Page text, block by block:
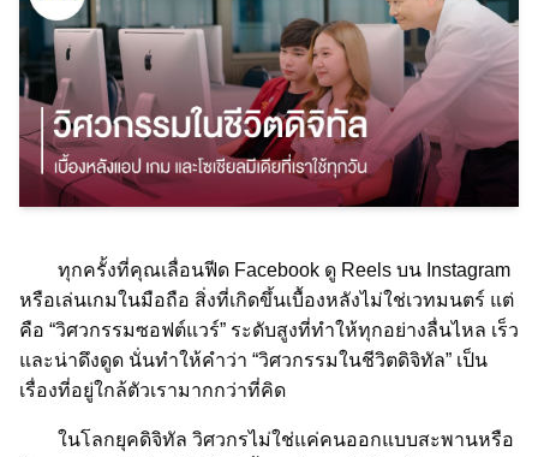
ทุกครั้งที่คุณเลื่อนฟีด Facebook ดู Reels บน Instagram
หรือเล่นเกมในมือถือ สิ่งที่เกิดขึ้นเบื้องหลังไม่ใช่เวทมนตร์ แต่
คือ “วิศวกรรมซอฟต์แวร์” ระดับสูงที่ทำให้ทุกอย่างลื่นไหล เร็ว
และน่าดึงดูด นั่นทำให้คำว่า “วิศวกรรมในชีวิตดิจิทัล” เป็น
เรื่องที่อยู่ใกล้ตัวเรามากกว่าที่คิด
ในโลกยุคดิจิทัล วิศวกรไม่ใช่แค่คนออกแบบสะพานหรือ